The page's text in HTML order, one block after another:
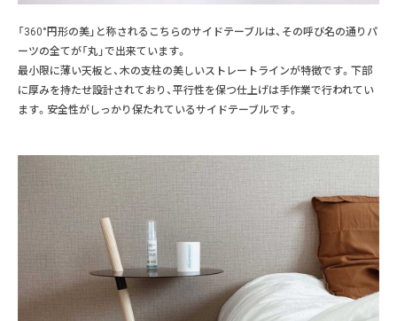
「360°円形の美」と称されるこちらのサイドテーブルは、その呼び名の通りパ
ーツの全てが「丸」で出来ています。
最小限に薄い天板と、木の支柱の美しいストレートラインが特徴です。下部
に厚みを持たせ設計されており、平行性を保つ仕上げは手作業で行われてい
ます。安全性がしっかり保たれているサイドテーブルです。